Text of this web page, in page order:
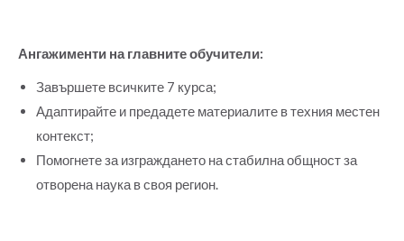
Ангажименти на главните обучители:
Завършете всичките 7 курса;
Адаптирайте и предадете материалите в техния местен
контекст;
Помогнете за изграждането на стабилна общност за
отворена наука в своя регион.